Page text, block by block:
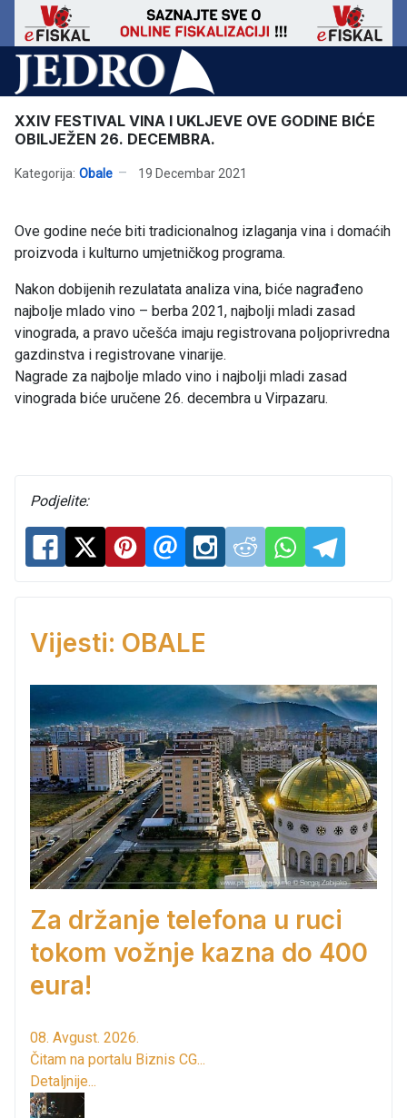
XXIV FESTIVAL VINA I UKLJEVE OVE GODINE BIĆE
OBILJEŽEN 26. DECEMBRA.
Kategorija: Obale 19 Decembar 2021
Ove godine neće biti tradicionalnog izlaganja vina i domaćih
proizvoda i kulturno umjetničkog programa.
Nakon dobijenih rezulatata analiza vina, biće nagrađeno
najbolje mlado vino – berba 2021, najbolji mladi zasad
vinograda, a pravo učešća imaju registrovana poljoprivredna
gazdinstva i registrovane vinarije.
Nagrade za najbolje mlado vino i najbolji mladi zasad
vinograda biće uručene 26. decembra u Virpazaru.
Podjelite:
Vijesti: OBALE
Za držanje telefona u ruci
tokom vožnje kazna do 400
eura!
08. Avgust. 2026.
Čitam na portalu Biznis CG...
Detaljnije...